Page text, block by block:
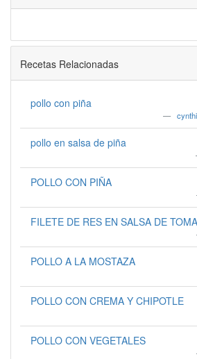
Recetas Relacionadas
pollo con piña
pollo en salsa de piña
POLLO CON PIÑA
FILETE DE RES EN SALSA DE
POLLO A LA MOSTAZA
POLLO CON CREMA Y CHIPOTLE
POLLO CON VEGETALES